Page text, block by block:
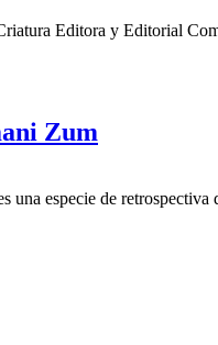
Editora y Editorial
Zum
una especie de